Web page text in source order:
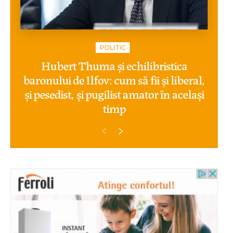
POLITIC
Hubert Thuma și echilibristica
baronului de Ilfov: cum să fii și liberal,
și pesedist, și pugilist amator în același
timp